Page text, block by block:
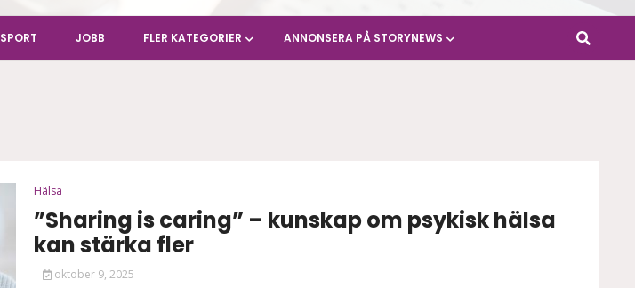
SPORT JOBB FLER KATEGORIER ANNONSERA PÅ STORYNEWS
Hälsa
”Sharing is caring” – kunskap om psykisk hälsa
kan stärka fler
oktober 9, 2025